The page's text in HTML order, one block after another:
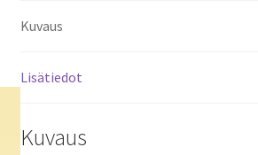
Kuvaus
Lisätiedot
Kuvaus